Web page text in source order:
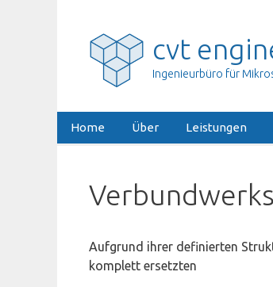
cvt
Ingenieurbüro für
Home Über Leistungen
Aufgrund ihrer definierten
komplett ersetzten